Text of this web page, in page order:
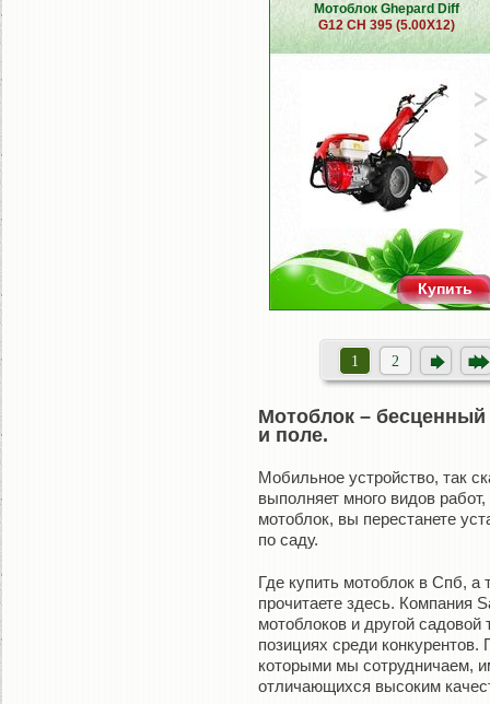
Мотоблок Ghepard Diff
G12 CH 395 (5.00X12)
Купить
1 2
Мотоблок –
и поле.
Мобильное устройство, так
выполняет много видов
мотоблок, вы перестанете
по саду.
Где купить мотоблок в Спб, а
прочитаете здесь. Компания
мотоблоков и другой садовой
позициях среди
которыми мы сотрудничаем,
отличающихся высоким